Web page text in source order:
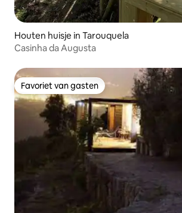
Houten huisje in Tarouquela
Casinha da Augusta
Favoriet van gasten
Favoriet van gasten